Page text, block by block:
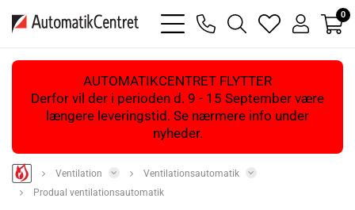
bars
light
phone
magnifying
glass
heart
light
user
light
0
AUTOMATIKCENTRET FLYTTER
Derfor vil der i perioden d. 9 - 15 September være
længere leveringstid. Se nærmere info under
nyheder.
Ventilation
Ventilationsautomatik
Produal ventilationsautomatik